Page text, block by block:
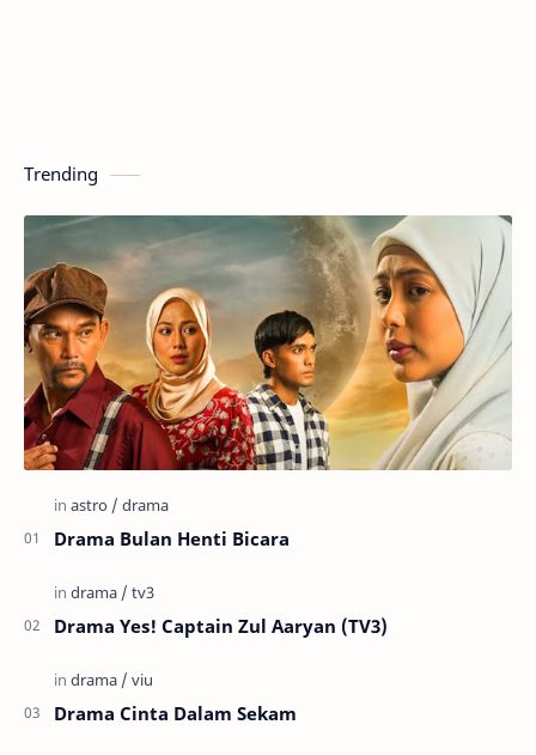
Trending
Drama Bulan Henti Bicara
Drama Yes! Captain Zul Aaryan (TV3)
Drama Cinta Dalam Sekam